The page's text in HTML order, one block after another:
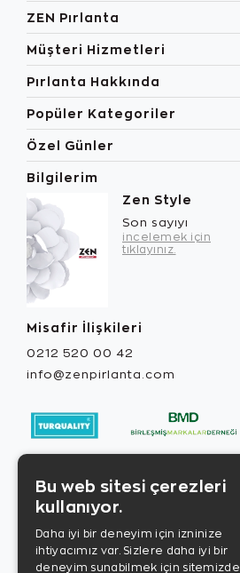
ZEN Pırlanta
Müşteri Hizmetleri
Pırlanta Hakkında
Popüler Kategoriler
Özel Günler
Bilgilerim
Zen Style
Son sayıyı
incelemek için
tıklayınız.
Misafir İlişkileri
0212 520 00 42
info@zenpirlanta.com
Bu web sitesi çerezleri
kullanıyor.
Daha iyi bir deneyim için izninize
ihtiyacımız var. Sizlere daha iyi bir
deneyim sunabilmek için sitemizde